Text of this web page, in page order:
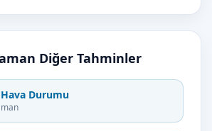
Diğer Tahminler
Durumu